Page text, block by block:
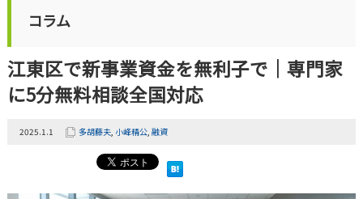
コラム
江東区で新事業資金を無利子で｜専門家
に5分無料相談全国対応
2025.1.1 多胡藤夫, 小峰精公, 融資